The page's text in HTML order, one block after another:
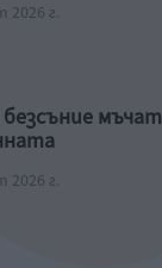
2026 г.
мъчат
2026 г.